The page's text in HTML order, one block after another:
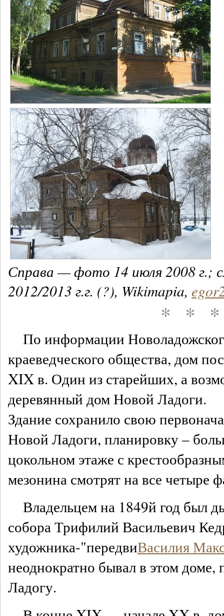
Справа — фото 14 июля 2008 г.;
2012/2013 г.г. (?), Wikimapia,
* *
По информации
краеведческого общества, дом
XIX в. Один из старейших, а
деревянный дом Новой Ладоги.
Здание сохранило свою
Новой Ладоги, планировку –
цокольном этаже с
мезонина смотрят на все четыре
Владельцем на 1849й год был
собора Трифилий Васильевич
художника-"передвиВасилия
неоднократно бывал в этом
Ладогу.